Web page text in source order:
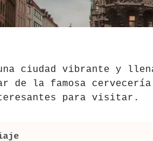
ciudad vibrante y
de la famosa cervecería
para visitar.